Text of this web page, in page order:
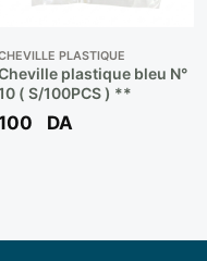
PLASTIQUE
plastique bleu N°
( S/100PCS ) **
DA